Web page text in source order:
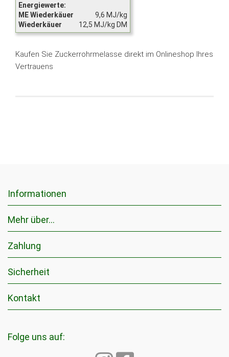
Energiewerte:
ME Wiederkäuer
Wiederkäuer
9,6 MJ/kg
12,5 MJ/kg DM
Kaufen Sie Zuckerrohrmelasse direkt im Onlineshop Ihres
Vertrauens
Informationen
Mehr über...
Zahlung
Sicherheit
Kontakt
Folge uns auf: